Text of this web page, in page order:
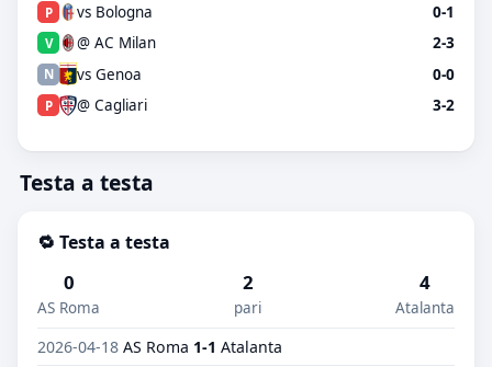
P vs Bologna 0-1
V @ AC Milan 2-3
N vs Genoa 0-0
P @ Cagliari 3-2
Testa a testa
🔁 Testa a testa
0
AS Roma
2
pari
4
Atalanta
2026-04-18 AS Roma 1-1 Atalanta